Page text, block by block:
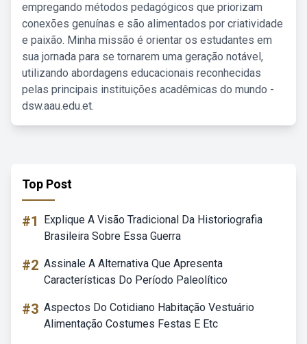
empregando métodos pedagógicos que priorizam
conexões genuínas e são alimentados por criatividade
e paixão. Minha missão é orientar os estudantes em
sua jornada para se tornarem uma geração notável,
utilizando abordagens educacionais reconhecidas
pelas principais instituições acadêmicas do mundo -
dsw.aau.edu.et.
Top Post
#1
Explique A Visão Tradicional Da Historiografia
Brasileira Sobre Essa Guerra
#2 Assinale A Alternativa Que Apresenta
Características Do Período Paleolítico
#3 Aspectos Do Cotidiano Habitação Vestuário
Alimentação Costumes Festas E Etc